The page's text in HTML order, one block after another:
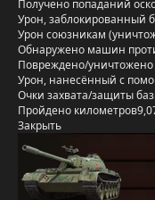
Получено попаданий
Урон, заблокированный
Урон союзникам
Обнаружено машин
Повреждено/
Урон, нанесённый с
Очки захвата/защиты
Пройдено километров
Закрыть